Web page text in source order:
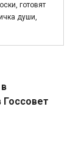
готовят
души,
Госсовет